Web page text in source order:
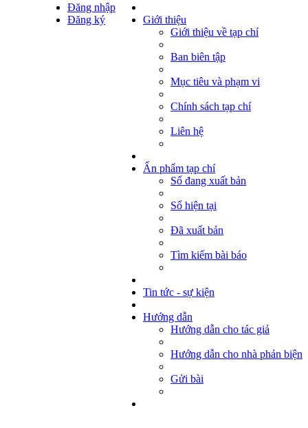
Giới thiệu
Giới thiệu về tạp chí
Ban biên tập
Mục tiêu và phạm vi
Chính sách tạp chí
Liên hệ
Ấn phẩm tạp chí
Số đang xuất bản
Số hiện tại
Đã xuất bản
Tìm kiếm bài báo
Tin tức - sự kiện
Hướng dẫn
Hướng dẫn cho tác giả
Hướng dẫn cho nhà phản biện
Gửi bài
Đăng nhập
Đăng ký